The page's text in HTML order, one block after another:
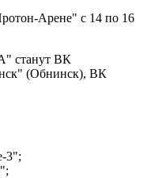
Арене" с 14 по 16
станут ВК
(Обнинск), ВК
3";